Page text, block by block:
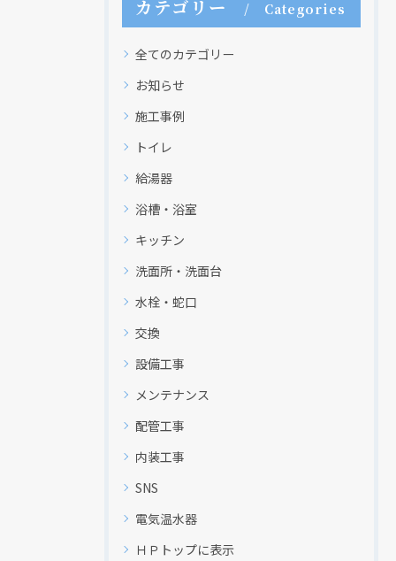
カテゴリー Categories
全てのカテゴリー
お知らせ
施工事例
トイレ
給湯器
浴槽・浴室
キッチン
洗面所・洗面台
水栓・蛇口
交換
設備工事
メンテナンス
配管工事
内装工事
SNS
電気温水器
ＨＰトップに表示